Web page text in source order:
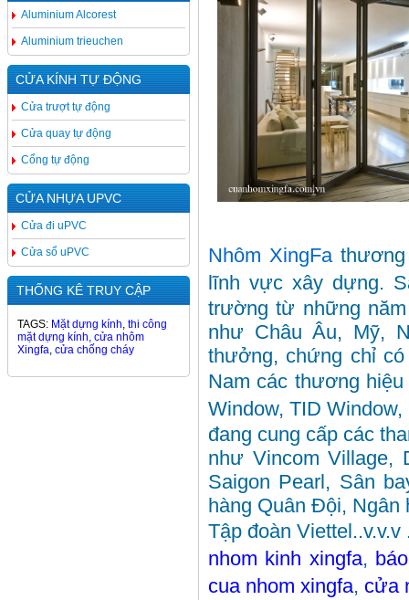
Aluminium Alcorest
Aluminium trieuchen
CỬA KÍNH TỰ ĐỘNG
Cửa trượt tự động
Cửa quay tự động
Cổng tự động
CỬA NHỰA UPVC
Cửa đi uPVC
Cửa sổ uPVC
THỐNG KÊ TRUY CẬP
TAGS: Mặt dựng kính, thi công
mặt dựng kính, cửa nhôm
Xingfa, cửa chống cháy
Nhôm XingFa
lĩnh vực xây dựng.
trường từ những
như Châu Âu, Mỹ,
thưởng, chứng chỉ
Nam các thương
Window, TID
đang cung cấp các
như Vincom Village,
Saigon Pearl, Sân
hàng Quân Đội, Ngân
Tập đoàn
nhom kinh xingfa, b
cua nhom xingfa, cửa